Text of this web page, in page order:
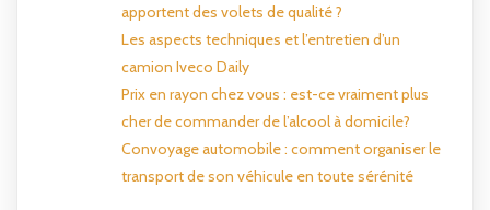
apportent des volets de qualité ?
Les aspects techniques et l’entretien d’un
camion Iveco Daily
Prix en rayon chez vous : est-ce vraiment plus
cher de commander de l’alcool à domicile?
Convoyage automobile : comment organiser le
transport de son véhicule en toute sérénité